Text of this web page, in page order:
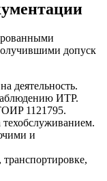
допуск
деятельность.
ИТР.
1121795.
и